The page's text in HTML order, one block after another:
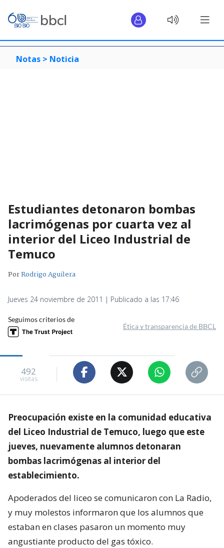
Notas > Noticia
Estudiantes detonaron bombas
lacrimógenas por cuarta vez al
interior del Liceo Industrial de
Temuco
PorRodrigo Aguilera
Jueves 24 noviembre de 2011 | Publicado a las 17:46
Seguimos criterios de
Ética y transparencia de BBCL
492
visitas
Preocupación existe en la comunidad educativa
del Liceo Industrial de Temuco, luego que este
jueves, nuevamente alumnos detonaran
bombas lacrimógenas al interior del
establecimiento.
Apoderados del liceo se comunicaron con La Radio,
y muy molestos informaron que los alumnos que
estaban en clases pasaron un momento muy
angustiante producto del gas tóxico.